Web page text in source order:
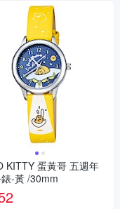
KITTY 蛋黃哥 五週年
紀念手錶-黃 /30mm